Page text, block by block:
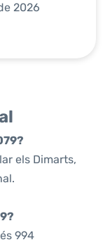
2026
els Dimarts,
994